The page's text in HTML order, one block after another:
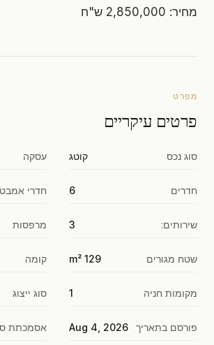
מחיר: 2,850,000 ש"ח
מפרט
פרטים עיקריים
סוג נכס קוטג עסקה
חדרים 6 חדרי
שירותים: 3 מרפסות
שטח מגורים 129 m² קומה
מקומות חניה 1 סוג ייצוג
פורסם בתאריך Aug 4, 2026 אסמכתת